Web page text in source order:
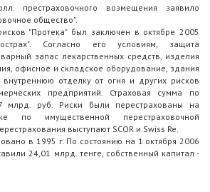
престраховочного возмещения заявило
общество".
"Протека" был заключен в октябре 2005
Согласно его условиям, защита
запас лекарственных средств, изделия
офисное и складское оборудование, здания
отделку от огня и других рисков
предприятий. Страховая сумма по
млрд. руб. Риски были перестрахованы на
по имущественной перестраховочной
выступают SCOR и Swiss Re.
в 1995 г. По состоянию на 1 октября 2006
24,01 млрд. тенге, собственный капитал -